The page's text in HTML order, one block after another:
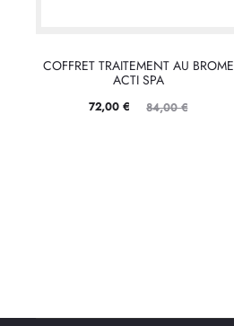
COFFRET TRAITEMENT AU BROME
ACTI SPA
84,00€
Le
72,00€
Le